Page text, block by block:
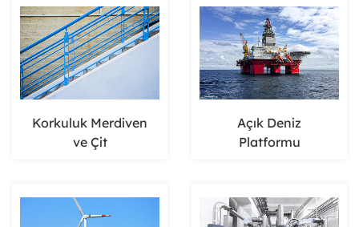
Korkuluk Merdiven
ve Çit
Açık Deniz
Platformu